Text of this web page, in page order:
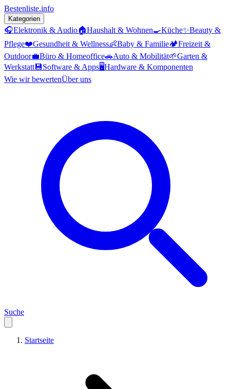
Bestenliste.info
Kategorien
🎧Elektronik & Audio🏠Haushalt & Wohnen🍳Küche✨Beauty &
Pflege❤️Gesundheit & Wellness👶Baby & Familie🏕️Freizeit &
Outdoor💼Büro & Homeoffice🚗Auto & Mobilität🌱Garten &
Werkstatt 💾Software & Apps🖥️Hardware & Komponenten
Wie wir bewertenÜber uns
Suche
Startseite